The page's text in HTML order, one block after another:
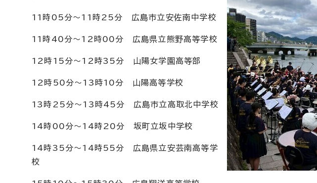
11時05分～11時25分 広島市立安佐南中学校
11時40分～12時00分 広島県立熊野高等学校
12時15分～12時35分 山陽女学園高等部
12時50分～13時10分 山陽高等学校
13時25分～13時45分 広島市立高取北中学校
14時00分～14時20分 坂町立坂中学校
14時35分～14時55分 広島県立安芸南高等学
校